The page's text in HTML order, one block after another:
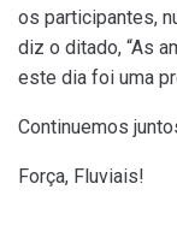
os participantes,
diz o ditado, “As
este dia foi uma
Continuemos
Força, Fluviais!